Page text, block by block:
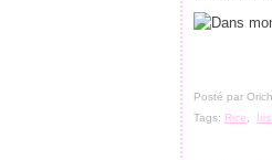
Posté par
Tags: Rice